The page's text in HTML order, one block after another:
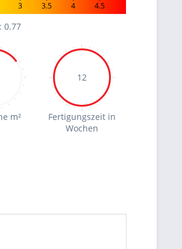
3 3.5 4 4.5
0.77
m²
12
Fertigungszeit in
Wochen